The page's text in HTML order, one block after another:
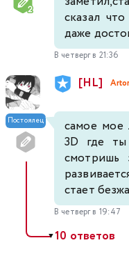
сказал
даже
В четверг в 21:36
Постоялец
[HL]
самое
3D где
смотришь
стает
В четверг в 19:47
▼10 ответов